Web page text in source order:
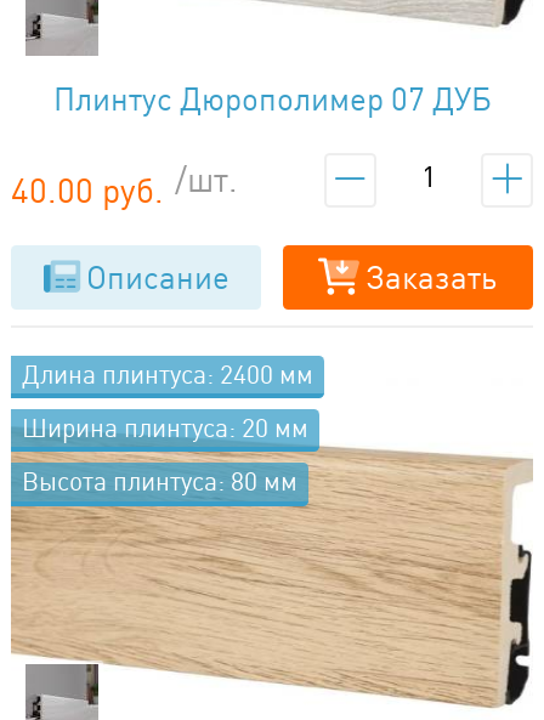
Плинтус Дюрополимер 07 ДУБ
40.00 руб. /шт.
Описание Заказать
Длина плинтуса: 2400 мм
Ширина плинтуса: 20 мм
Высота плинтуса: 80 мм